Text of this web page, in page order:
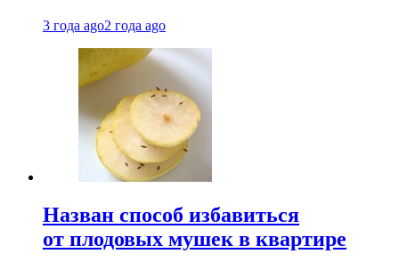
3 года ago2 года ago
Назван способ избавиться
от плодовых мушек в квартире